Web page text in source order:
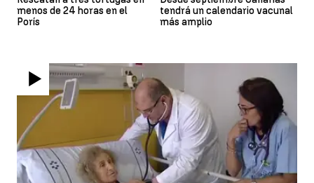
menos de 24 horas en el
Porís
tendrá un calendario vacunal
más amplio